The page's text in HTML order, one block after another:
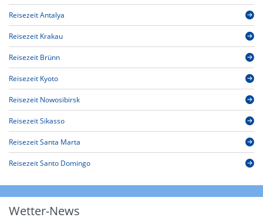
Reisezeit Antalya
Reisezeit Krakau
Reisezeit Brünn
Reisezeit Kyoto
Reisezeit Nowosibirsk
Reisezeit Sikasso
Reisezeit Santa Marta
Reisezeit Santo Domingo
Wetter-News